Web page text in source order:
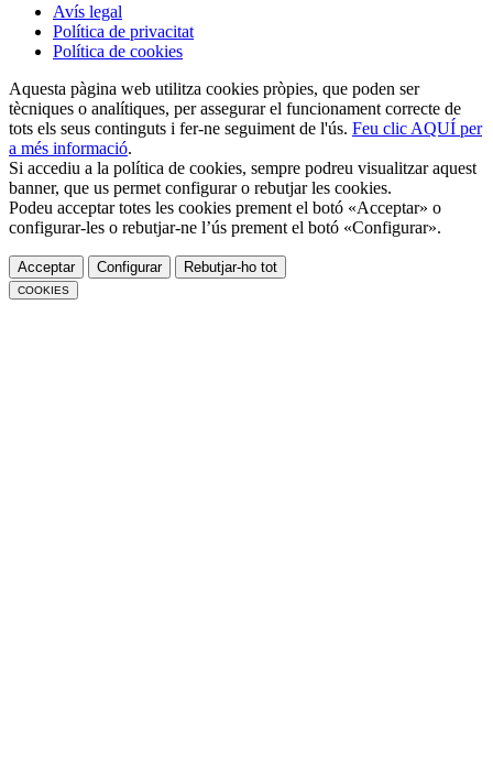
Avís legal
Política de privacitat
Política de cookies
Aquesta pàgina web utilitza cookies pròpies, que poden ser
tècniques o analítiques, per assegurar el funcionament correcte de
tots els seus continguts i fer-ne seguiment de l'ús. Feu clic AQUÍ per
a més informació.
Si accediu a la política de cookies, sempre podreu visualitzar aquest
banner, que us permet configurar o rebutjar les cookies.
Podeu acceptar totes les cookies prement el botó «Acceptar» o
configurar-les o rebutjar-ne l’ús prement el botó «Configurar».
Acceptar Configurar Rebutjar-ho tot
COOKIES